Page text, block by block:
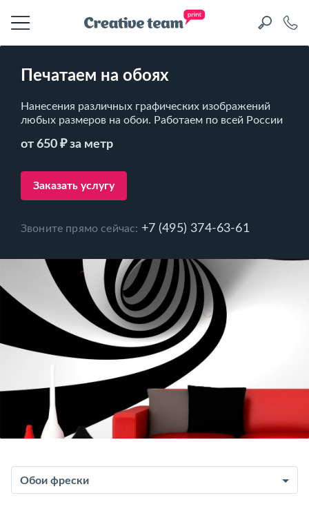
Печатаем на обоях
Нанесения различных графических изображений
любых размеров на обои. Работаем по всей России
от 650 ₽ за метр
Заказать услугу
Звоните прямо сейчас: +7 (495) 374-63-61
Обои фрески